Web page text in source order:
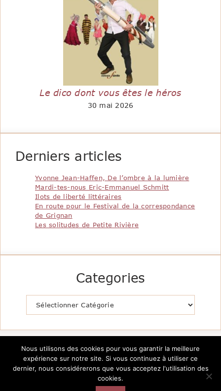
Le dico dont vous êtes le héros
30 mai 2026
Derniers articles
Yvonne Jean-Haffen, De l’ombre à la lumière
Mardi-tes-nous Eric-Emmanuel Schmitt
Ilots de liberté littéraires
En route pour le Festival de la correspondance
de Grignan
Les solitudes de Petite Rivière
Categories
Copyright @2026 Le Pavillon de la Littérature -
Nous utilisons des cookies pour vous garantir la meilleure
expérience sur notre site. Si vous continuez à utiliser ce
dernier, nous considérerons que vous acceptez l'utilisation des
cookies.